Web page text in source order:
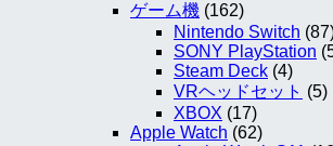
ゲーム機 (162)
Nintendo Switch
SONY PlayStation
Steam Deck (4)
VRヘッドセット (5)
XBOX (17)
Apple Watch (62)